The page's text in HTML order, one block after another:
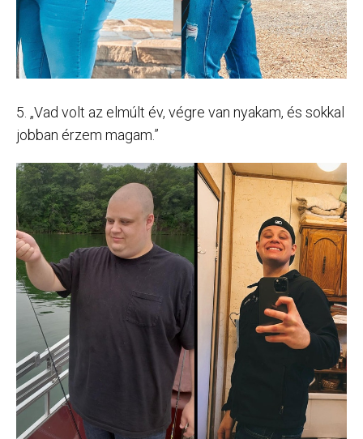
5. „Vad volt az elmúlt év, végre van nyakam, és sokkal
jobban érzem magam.”